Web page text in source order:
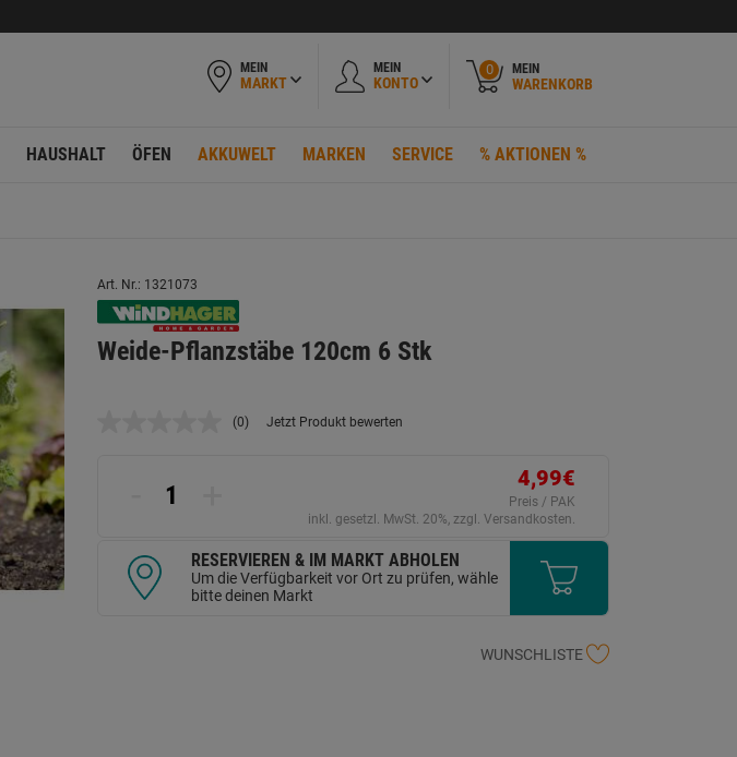
MEIN
MARKT
MEIN
KONTO
0 MEIN
WARENKORB
HAUSHALT ÖFEN AKKUWELT MARKEN SERVICE % AKTIONEN %
Art. Nr.: 1321073
Weide-Pflanzstäbe 120cm 6 Stk
Kein
(0) Jetzt Produkt bewerten
4,99€
Preis / PAK
inkl. gesetzl. MwSt. 20%, zzgl. Versandkosten.
RESERVIEREN & IM MARKT ABHOLEN
Um die Verfügbarkeit vor Ort zu prüfen, wähle
bitte deinen Markt
WUNSCHLISTE